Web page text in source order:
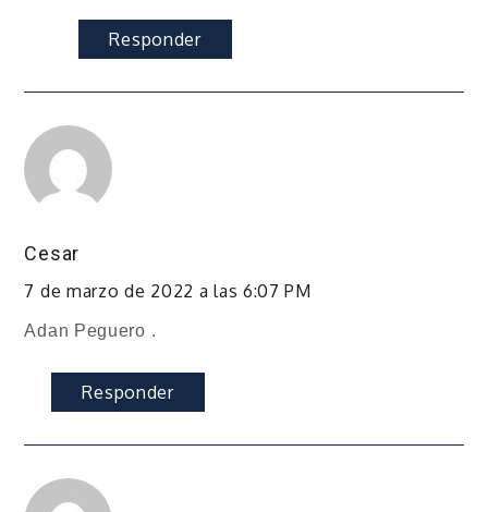
Responder
Cesar
7 de marzo de 2022 a las 6:07 PM
Adan Peguero .
Responder